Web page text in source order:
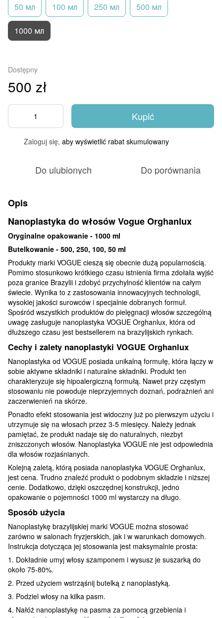
50 мл 100 мл 250 мл 500 мл
1000 мл
Dostępny
500 zł
Kupić
Zaloguj się, aby wyświetlić rabat skumulowany
Do ulubionych Do porównania
Opis
Nanoplastyka do włosów Vogue Orghanlux
Oryginalne opakowanie - 1000 ml
Butelkowanie - 500, 250, 100, 50 ml
Produkty marki VOGUE cieszą się obecnie dużą popularnością.
Pomimo stosunkowo krótkiego czasu istnienia firma zdołała wyjść
poza granice Brazylii i zdobyć przychylność klientów na całym
świecie. Wynika to z zastosowania innowacyjnych technologii,
wysokiej jakości surowców i specjalnie dobranych formuł.
Spośród wszystkich produktów do pielęgnacji włosów szczególną
uwagę zasługuje nanoplastyka VOGUE Orghanlux, która od
dłuższego czasu jest bestsellerem na brazylijskich rynkach.
Cechy i zalety nanoplastyki VOGUE Orghanlux
Nanoplastyka od VOGUE posiada unikalną formułę, która łączy w
sobie aktywne składniki i naturalne składniki. Produkt ten
charakteryzuje się hipoalergiczną formułą. Nawet przy częstym
stosowaniu nie powoduje nieprzyjemnych doznań, podrażnień ani
zaczerwienień na skórze.
Ponadto efekt stosowania jest widoczny już po pierwszym użyciu i
utrzymuje się na włosach przez 3-5 miesięcy. Należy jednak
pamiętać, że produkt nadaje się do naturalnych, niezbyt
zniszczonych włosów. Nanoplastyka VOGUE nie jest odpowiednia
dla włosów rozjaśnianych.
Kolejną zaletą, którą posiada nanoplastyka VOGUE Orghanlux,
jest cena. Trudno znaleźć produkt o podobnym składzie i niższej
cenie. Dodatkowo, dzięki oszczędnej konstrukcji, jedno
opakowanie o pojemności 1000 ml wystarczy na długo.
Sposób użycia
Nanoplastykę brazylijskiej marki VOGUE można stosować
zarówno w salonach fryzjerskich, jak i w warunkach domowych.
Instrukcja dotycząca jej stosowania jest maksymalnie prosta:
1. Dokładnie umyj włosy szamponem i wysusz je suszarką do
około 75-80%.
2. Przed użyciem wstrząśnij butelką z nanoplastyką.
3. Podziel włosy na kilka pasm.
4. Nałóż nanoplastykę na pasma za pomocą grzebienia i